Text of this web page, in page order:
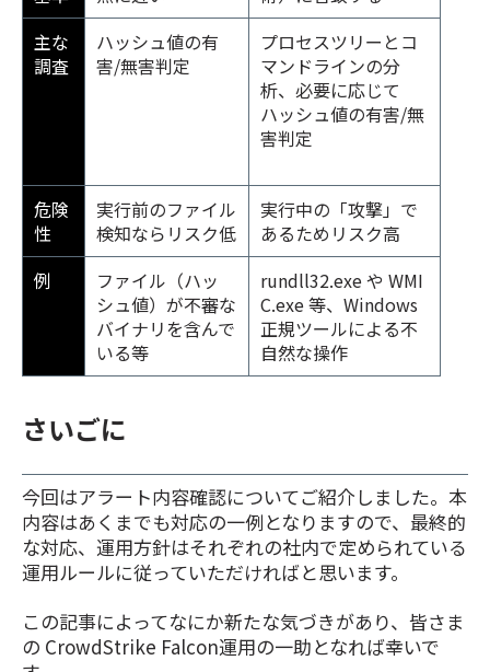
主な
調査
ハッシュ値の有
害/無害判定
プロセスツリーとコ
マンドラインの分
析、 必要に応じて
ハッシュ値の有害/無
害判定
危険
性
実行前のファイル
検知ならリスク低
実行中の「攻撃」で
あるためリスク高
例
ファイル（ハッ
シュ値）が不審な
バイナリを含んで
いる等
rundll32.exe や WMI
C.exe 等、Windows
正規ツールによる不
自然な操作
さいごに
今回はアラート内容確認についてご紹介しました。本
内容はあくまでも対応の一例となりますので、最終的
な対応、運用方針はそれぞれの社内で定められている
運用ルールに従っていただければと思います。
この記事によってなにか新たな気づきがあり、皆さま
の CrowdStrike Falcon運用の一助となれば幸いで